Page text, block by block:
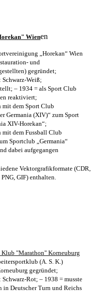
Wienen
„Horekan“ Wien
und
gegründet;
Schwarz-Weiß;
– 1934 = als Sport Club
reaktiviert;
mit dem Sport Club
Germania (XIV)“ zum Sport
XIV-Horekan“;
mit dem Fussball Club
Sportclub „Germania“
dabei aufgegangen
Vektorgrafikformate (CDR,
GIF) enthalten.
Klub "Marathon" Korneuburg
(A. S. K.)
gegründet;
Schwarz-Rot; – 1938 = musste
in Deutscher Turn und Reichs